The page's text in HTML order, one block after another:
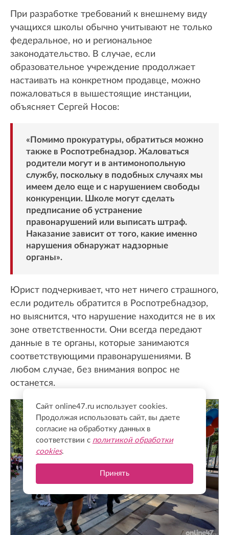
При разработке требований к внешнему виду
учащихся школы обычно учитывают не только
федеральное, но и региональное
законодательство. В случае, если
образовательное учреждение продолжает
настаивать на конкретном продавце, можно
пожаловаться в вышестоящие инстанции,
объясняет Сергей Носов:
«Помимо прокуратуры, обратиться можно
также в Роспотребнадзор. Жаловаться
родители могут и в антимонопольную
службу, поскольку в подобных случаях мы
имеем дело еще и с нарушением свободы
конкуренции. Школе могут сделать
предписание об устранение
правонарушений или выписать штраф.
Наказание зависит от того, какие именно
нарушения обнаружат надзорные
органы».
Юрист подчеркивает, что нет ничего страшного,
если родитель обратится в Роспотребнадзор,
но выяснится, что нарушение находится не в их
зоне ответственности. Они всегда передают
данные в те органы, которые занимаются
соответствующими правонарушениями. В
любом случае, без внимания вопрос не
останется.
Сайт online47.ru использует cookies.
Продолжая использовать сайт, вы даете
согласие на обработку данных в
соответствии с политикой обработки
cookies.
Принять